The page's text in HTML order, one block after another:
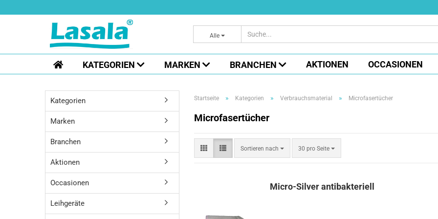
Alle
KATEGORIEN MARKEN BRANCHEN AKTIONEN OCCASIONEN
Startseite » Kategorien » Verbrauchsmaterial » Microfasertücher
Microfasertücher
Sortieren nach
Sortieren
nach
30 pro Seite
pro Seite
Micro-Silver antibakteriell
Kategorien
Marken
Branchen
Aktionen
Occasionen
Leihgeräte